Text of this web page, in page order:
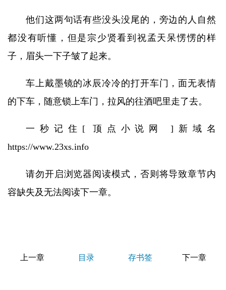
他们这两句话有些没头没尾的，旁边的人自然
都没有听懂，但是宗少贤看到祝孟天呆愣愣的样
子，眉头一下子皱了起来。
车上戴墨镜的冰辰冷冷的打开车门，面无表情
的下车，随意锁上车门，拉风的往酒吧里走了去。
一秒记住[ 顶点小说网 ]新域名
https://www.23xs.info
请勿开启浏览器阅读模式，否则将导致章节内
容缺失及无法阅读下一章。
上一章 目录 存书签 下一章